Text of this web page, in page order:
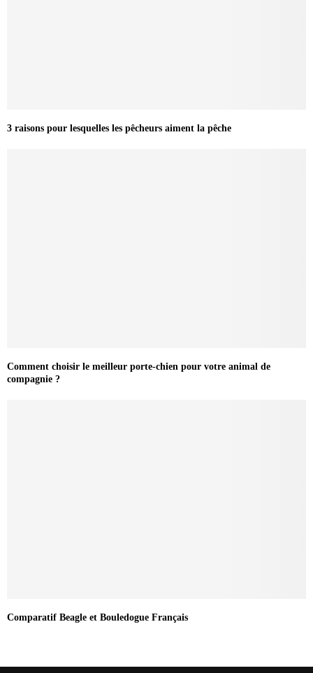
3 raisons pour lesquelles les pêcheurs aiment la pêche
Comment choisir le meilleur porte-chien pour votre animal de
compagnie ?
Comparatif Beagle et Bouledogue Français